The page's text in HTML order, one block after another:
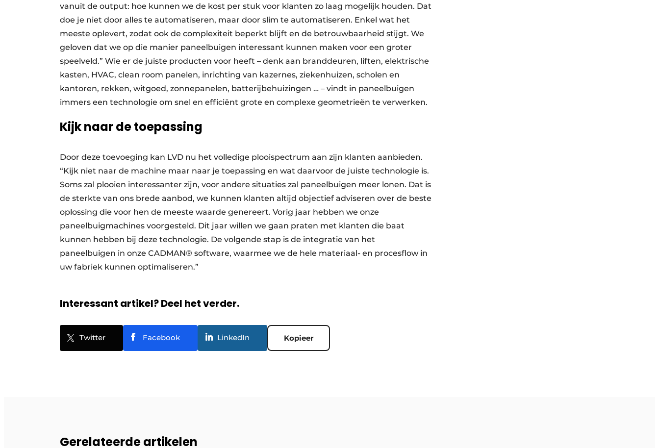
vanuit de output: hoe kunnen we de kost per stuk voor klanten zo laag mogelijk houden. Dat
doe je niet door alles te automatiseren, maar door slim te automatiseren. Enkel wat het
meeste oplevert, zodat ook de complexiteit beperkt blijft en de betrouwbaarheid stijgt. We
geloven dat we op die manier paneelbuigen interessant kunnen maken voor een groter
speelveld.” Wie er de juiste producten voor heeft – denk aan branddeuren, liften, elektrische
kasten, HVAC, clean room panelen, inrichting van kazernes, ziekenhuizen, scholen en
kantoren, rekken, witgoed, zonnepanelen, batterijbehuizingen … – vindt in paneelbuigen
immers een technologie om snel en efficiënt grote en complexe geometrieën te verwerken.
Kijk naar de toepassing
Door deze toevoeging kan LVD nu het volledige plooispectrum aan zijn klanten aanbieden.
“Kijk niet naar de machine maar naar je toepassing en wat daarvoor de juiste technologie is.
Soms zal plooien interessanter zijn, voor andere situaties zal paneelbuigen meer lonen. Dat is
de sterkte van ons brede aanbod, we kunnen klanten altijd objectief adviseren over de beste
oplossing die voor hen de meeste waarde genereert. Vorig jaar hebben we onze
paneelbuigmachines voorgesteld. Dit jaar willen we gaan praten met klanten die baat
kunnen hebben bij deze technologie. De volgende stap is de integratie van het
paneelbuigen in onze CADMAN® software, waarmee we de hele materiaal- en procesflow in
uw fabriek kunnen ­optimaliseren.”
Interessant artikel? Deel het verder.
Twitter Facebook LinkedIn Kopieer
Gerelateerde artikelen